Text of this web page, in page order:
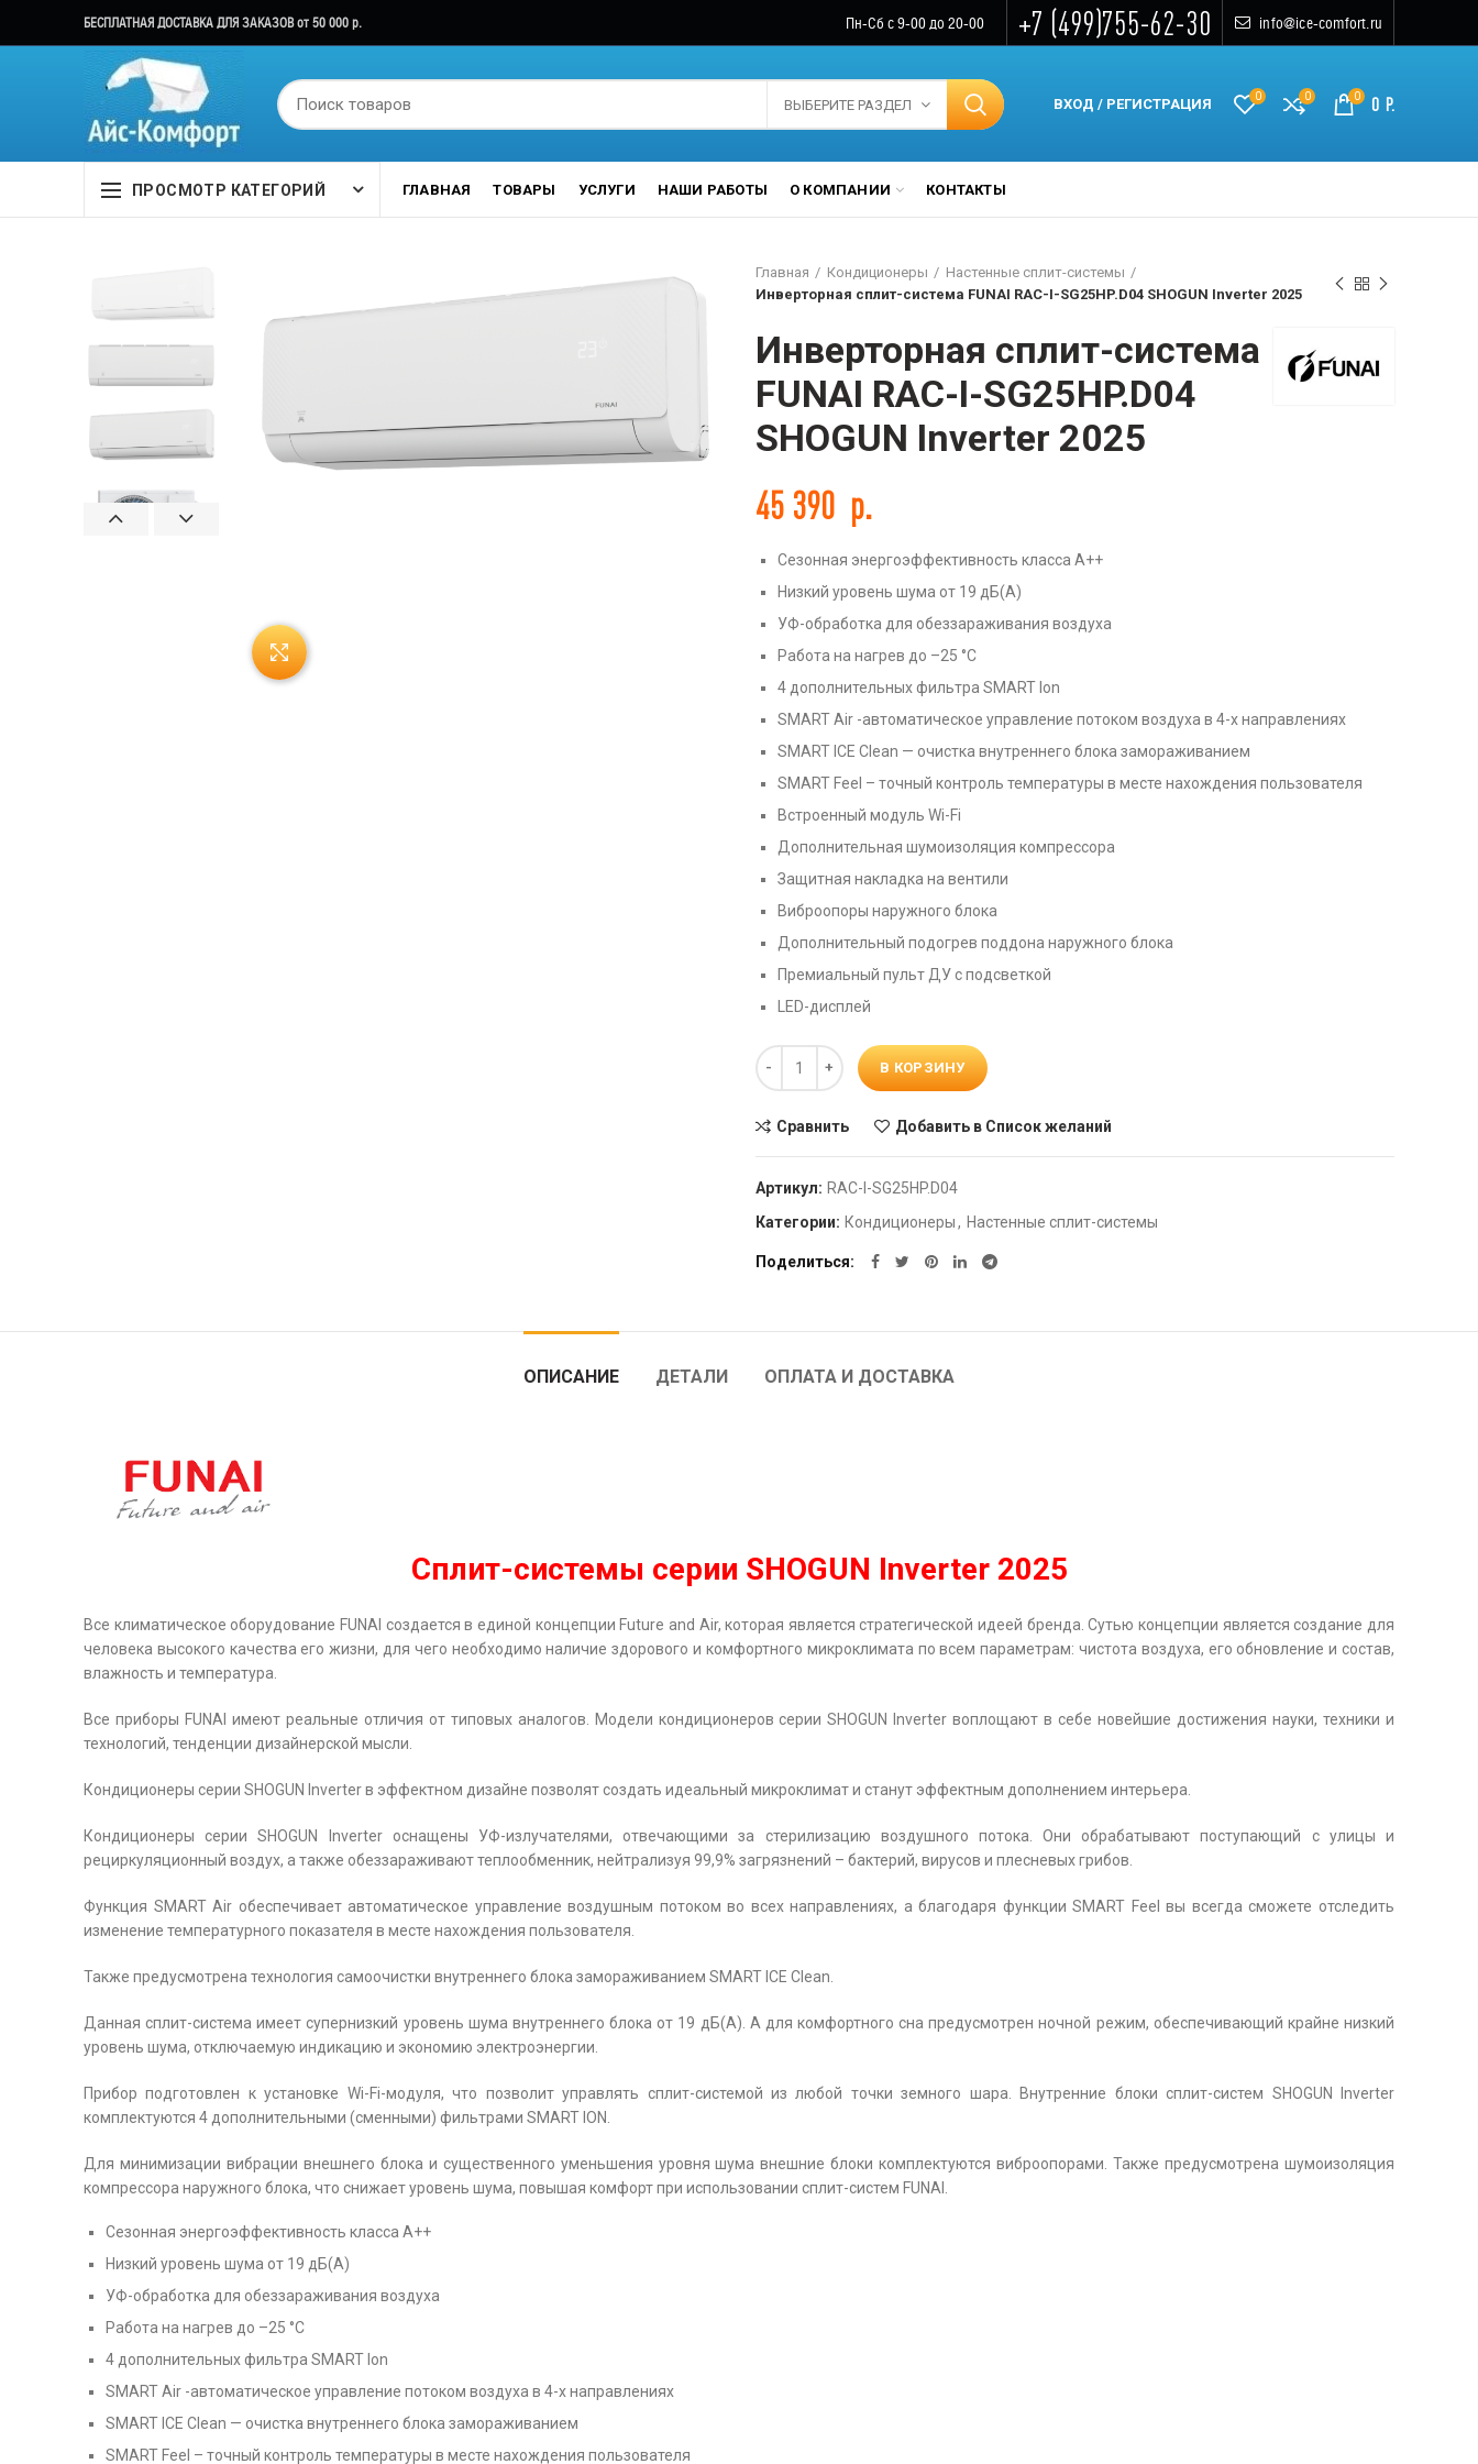
БЕСПЛАТНАЯ ДОСТАВКА ДЛЯ ЗАКАЗОВ от 50 000 р. Пн-Сб с 9-00 до 20-00 +7 (499)755-62-30 info@ice-comfort.ru
ВЫБЕРИТЕ РАЗДЕЛ ВХОД / РЕГИСТРАЦИЯ 0 0 0 0 Р.
ПРОСМОТР КАТЕГОРИЙ ГЛАВНАЯ ТОВАРЫ УСЛУГИ НАШИ РАБОТЫ О КОМПАНИИ КОНТАКТЫ
Нажмите, чтобы увеличить
Главная Кондиционеры
Настенные сплит-системы
Инверторная сплит-система FUNAI RAC-I-SG25HP.D04 SHOGUN Inverter 2025
Инверторная сплит-система
FUNAI RAC-I-SG25HP.D04
SHOGUN Inverter 2025
45 390 р.
Сезонная энергоэффективность класса А++
Низкий уровень шума от 19 дБ(А)
УФ-обработка для обеззараживания воздуха
Работа на нагрев до –25 °С
4 дополнительных фильтра SMART Ion
SMART Air -автоматическое управление потоком воздуха в 4-х направлениях
SMART ICE Clean — очистка внутреннего блока замораживанием
SMART Feel – точный контроль температуры в месте нахождения пользователя
Встроенный модуль Wi-Fi
Дополнительная шумоизоляция компрессора
Защитная накладка на вентили
Виброопоры наружного блока
Дополнительный подогрев поддона наружного блока
Премиальный пульт ДУ с подсветкой
LED-дисплей
Количество
В КОРЗИНУ
Сравнить Добавить в Список желаний
Артикул: RAC-I-SG25HP.D04
Категории: Кондиционеры, Настенные сплит-системы
Поделиться
ОПИСАНИЕ ДЕТАЛИ ОПЛАТА И ДОСТАВКА
Сплит-системы серии SHOGUN Inverter 2025
Все климатическое оборудование FUNAI создается в единой концепции Future and Air, которая является стратегической идеей бренда. Сутью концепции является создание для
человека высокого качества его жизни, для чего необходимо наличие здорового и комфортного микроклимата по всем параметрам: чистота воздуха, его обновление и состав,
влажность и температура.
Все приборы FUNAI имеют реальные отличия от типовых аналогов. Модели кондиционеров серии SHOGUN Inverter воплощают в себе новейшие достижения науки, техники и
технологий, тенденции дизайнерской мысли.
Кондиционеры серии SHOGUN Inverter в эффектном дизайне позволят создать идеальный микроклимат и станут эффектным дополнением интерьера.
Кондиционеры серии SHOGUN Inverter оснащены УФ-излучателями, отвечающими за стерилизацию воздушного потока. Они обрабатывают поступающий с улицы и
рециркуляционный воздух, а также обеззараживают теплообменник, нейтрализуя 99,9% загрязнений – бактерий, вирусов и плесневых грибов.
Функция SMART Air обеспечивает автоматическое управление воздушным потоком во всех направлениях, а благодаря функции SMART Feel вы всегда сможете отследить
изменение температурного показателя в месте нахождения пользователя.
Также предусмотрена технология самоочистки внутреннего блока замораживанием SMART ICE Clean.
Данная сплит-система имеет супернизкий уровень шума внутреннего блока от 19 дБ(А). А для комфортного сна предусмотрен ночной режим, обеспечивающий крайне низкий
уровень шума, отключаемую индикацию и экономию электроэнергии.
Прибор подготовлен к установке Wi-Fi-модуля, что позволит управлять сплит-системой из любой точки земного шара. Внутренние блоки сплит-систем SHOGUN Inverter
комплектуются 4 дополнительными (сменными) фильтрами SMART ION.
Для минимизации вибрации внешнего блока и существенного уменьшения уровня шума внешние блоки комплектуются виброопорами. Также предусмотрена шумоизоляция
компрессора наружного блока, что снижает уровень шума, повышая комфорт при использовании сплит-систем FUNAI.
Сезонная энергоэффективность класса А++
Низкий уровень шума от 19 дБ(А)
УФ-обработка для обеззараживания воздуха
Работа на нагрев до –25 °С
4 дополнительных фильтра SMART Ion
SMART Air -автоматическое управление потоком воздуха в 4-х направлениях
SMART ICE Clean — очистка внутреннего блока замораживанием
SMART Feel – точный контроль температуры в месте нахождения пользователя